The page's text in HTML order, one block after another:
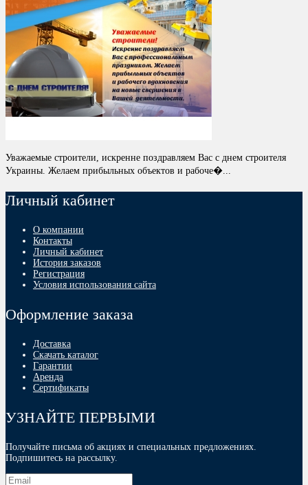
Уважаемые строители, искренне поздравляем Вас с днем строителя
Украины. Желаем прибыльных объектов и рабоче�...
Личный кабинет
О компании
Контакты
Личный кабинет
История заказов
Регистрация
Условия использования сайта
Оформление заказа
Доставка
Скачать каталог
Гарантии
Аренда
Сертификаты
УЗНАЙТЕ ПЕРВЫМИ
Получайте письма об акциях и специальных предложениях.
Подпишитесь на рассылку.